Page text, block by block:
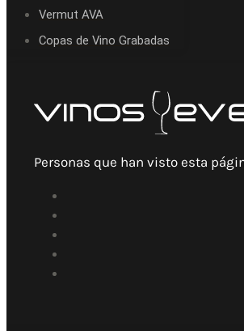
Vermut AVA
Copas de Vino Grabadas
Personas que han visto esta